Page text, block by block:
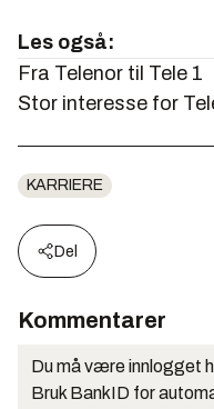
Les også:
Fra Telenor til Tele 1
Stor interesse for
KARRIERE
Del
Kommentarer
Du må være innlogget
Bruk BankID for